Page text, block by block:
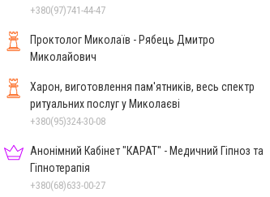
зняття ломки
+380(97)741-44-47
Проктолог Миколаїв - Рябець Дмитро
Миколайович
Харон, виготовлення пам'ятників, весь спектр
ритуальних послуг у Миколаєві
+380(95)324-30-08
Анонімний Кабінет "КАРАТ" - Медичний Гіпноз та
Гіпнотерапія
+380(68)633-00-27